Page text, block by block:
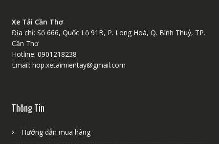
Xe Tải Cần Thơ
Địa chỉ: Số 666, Quốc Lộ 91B, P. Long Hoà, Q. Bình Thuỷ, TP.
Cần Thơ
Hotline: 0901218238
Email: hop.xetaimientay@gmail.com
Thông Tin
Hướng dẫn mua hàng